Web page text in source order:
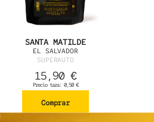
SANTA MATILDE
EL SALVADOR
SUPERAUTO
15,90 €
Precio taza: 0,50 €
Comprar